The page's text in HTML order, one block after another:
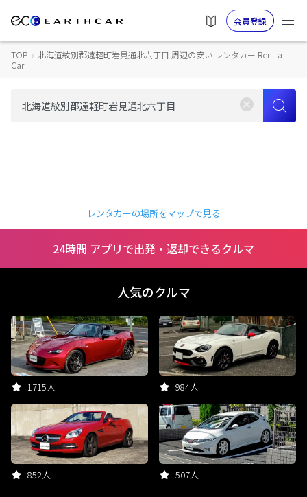
会員登録
TOP › 北海道紋別郡遠軽町岩見通北六丁目 周辺の安い レンタカー Rent-a-
Car
レンタカーの場所をマップで見る
24時間 アプリで出発・返却できるクルマ
人気のクルマ
1715人 984人
852人 507人